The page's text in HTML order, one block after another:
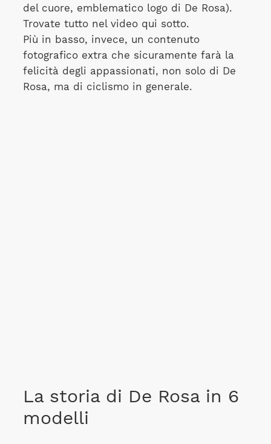
del cuore, emblematico logo di De Rosa).
Trovate tutto nel video qui sotto.
Più in basso, invece, un contenuto
fotografico extra che sicuramente farà la
felicità degli appassionati, non solo di De
Rosa, ma di ciclismo in generale.
La storia di De Rosa in 6
modelli